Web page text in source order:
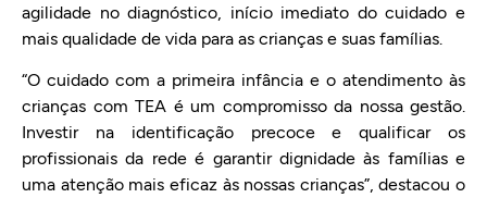
agilidade no diagnóstico, início imediato do cuidado e
mais qualidade de vida para as crianças e suas famílias.
“O cuidado com a primeira infância e o atendimento às
crianças com TEA é um compromisso da nossa gestão.
Investir na identificação precoce e qualificar os
profissionais da rede é garantir dignidade às famílias e
uma atenção mais eficaz às nossas crianças”, destacou o